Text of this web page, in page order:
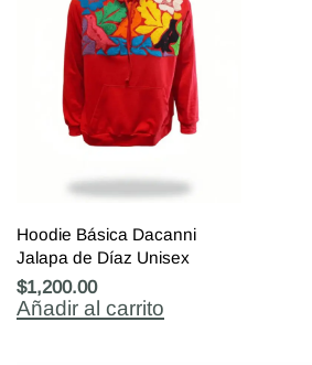
Hoodie Básica Dacanni
Jalapa de Díaz Unisex
$1,200.00
Añadir al carrito